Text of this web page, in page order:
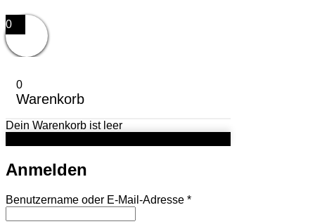
0
0
Warenkorb
Dein Warenkorb ist leer
Anmelden
Benutzername oder E-Mail-Adresse *Erforderlich